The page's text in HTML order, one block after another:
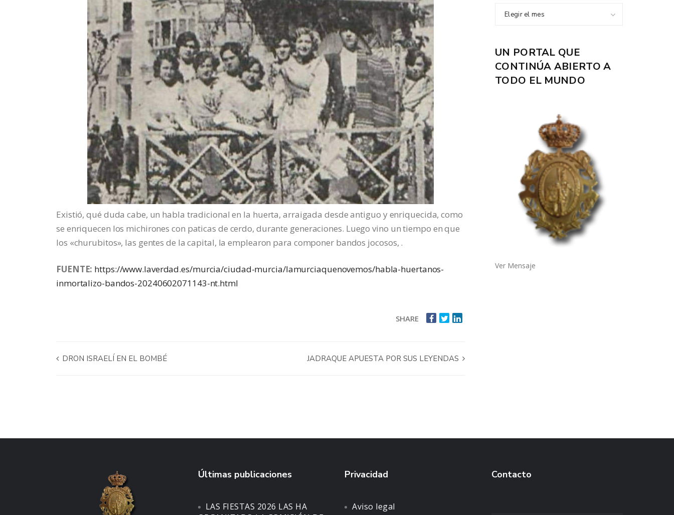
Existió, qué duda cabe, un habla tradicional en la huerta, arraigada desde antiguo y enriquecida, como
se enriquecen los michirones con paticas de cerdo, durante generaciones. Luego vino un tiempo en que
los «churubitos», las gentes de la capital, la emplearon para componer bandos jocosos, .
FUENTE: https://www.laverdad.es/murcia/ciudad-murcia/lamurciaquenovemos/habla-huertanos-
inmortalizo-bandos-20240602071143-nt.html
SHARE
DRON ISRAELÍ EN EL BOMBÉ JADRAQUE APUESTA POR SUS LEYENDAS
Elegir el mes
UN PORTAL QUE
CONTINÚA ABIERTO A
TODO EL MUNDO
Ver Mensaje
Últimas publicaciones
LAS FIESTAS 2026 LAS HA
Privacidad
Aviso legal
Contacto